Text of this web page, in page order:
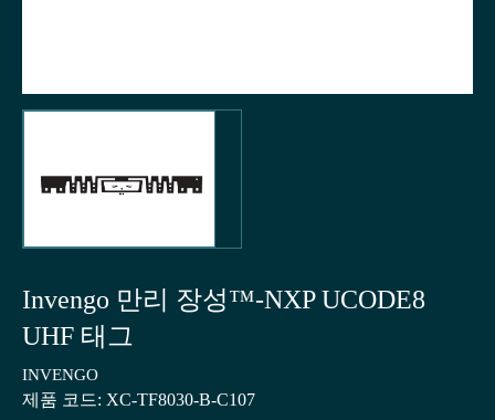
Invengo 만리 장성™-NXP UCODE8
UHF 태그
INVENGO
제품 코드: XC-TF8030-B-C107